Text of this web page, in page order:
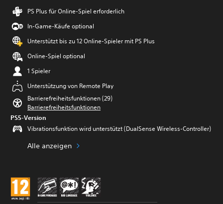
PS Plus für Online-Spiel erforderlich
In-Game-Käufe optional
Unterstützt bis zu 12 Online-Spieler mit PS Plus
Online-Spiel optional
1 Spieler
Unterstützung von Remote Play
Barrierefreiheitsfunktionen (29)
Barrierefreiheitsfunktionen
PS5-Version
Vibrationsfunktion wird unterstützt (DualSense Wireless-Controller)
Alle anzeigen